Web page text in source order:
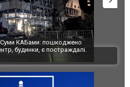
Суми КАБами: пошкоджено
будинки, є постраждалі.
під час
ВІДЕО